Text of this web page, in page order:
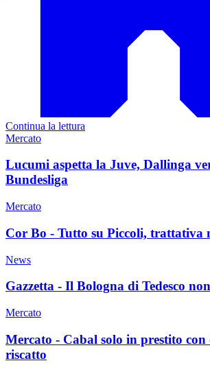
Continua la lettura
Mercato
Lucumi aspetta la Juve, Dallinga
Bundesliga
Mercato
Cor Bo - Tutto su Piccoli, trattativa
News
Gazzetta - Il Bologna di Tedesco
Mercato
Mercato - Cabal solo in prestito
riscatto